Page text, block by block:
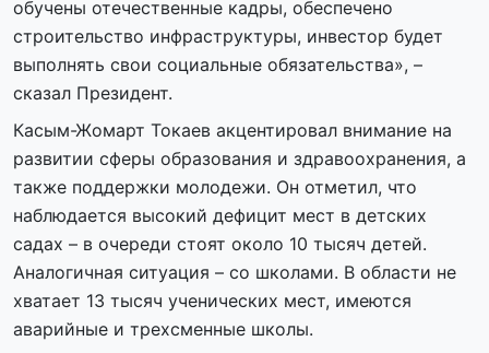
обучены отечественные кадры, обеспечено
строительство инфраструктуры, инвестор будет
выполнять свои социальные обязательства», –
сказал Президент.
Касым-Жомарт Токаев акцентировал внимание на
развитии сферы образования и здравоохранения, а
также поддержки молодежи. Он отметил, что
наблюдается высокий дефицит мест в детских
садах – в очереди стоят около 10 тысяч детей.
Аналогичная ситуация – со школами. В области не
хватает 13 тысяч ученических мест, имеются
аварийные и трехсменные школы.